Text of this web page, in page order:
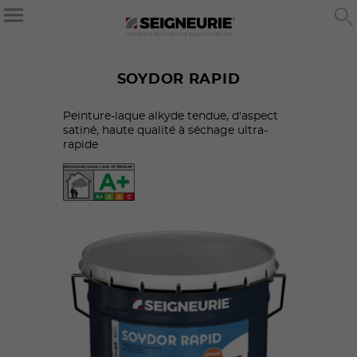
SOYDOR RAPID
Peinture-laque alkyde tendue, d'aspect
satiné, haute qualité à séchage ultra-
rapide